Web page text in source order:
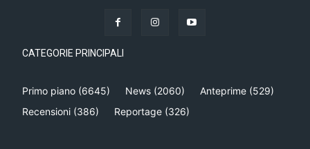
CATEGORIE PRINCIPALI
Primo piano (6645) News (2060) Anteprime (529)
Recensioni (386) Reportage (326)